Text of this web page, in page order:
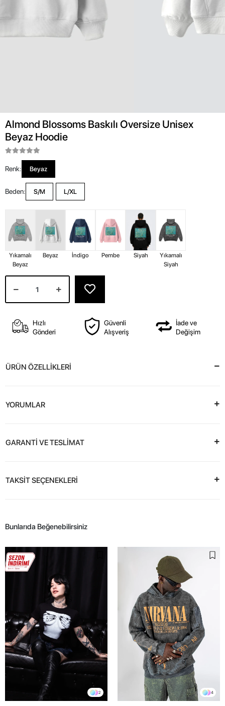
Almond Blossoms Baskılı Oversize Unisex
Beyaz Hoodie
Renk: Beyaz
Beden: S/M L/XL
Yıkamalı
Beyaz
Beyaz İndigo Pembe Siyah
Yıkamalı
Siyah
Hızlı
Gönderi
Güvenli
Alışveriş
İade ve
Değişim
ÜRÜN ÖZELLİKLERİ
YORUMLAR
GARANTİ VE TESLİMAT
TAKSİT SEÇENEKLERİ
Bunlarıda Beğenebilirsiniz
2 4